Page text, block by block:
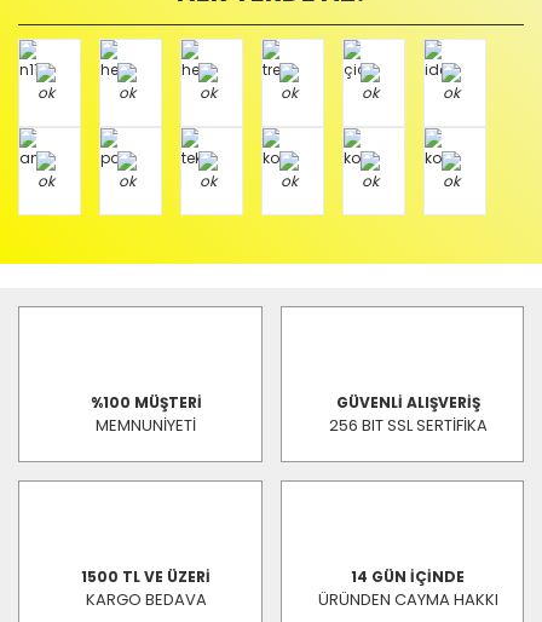
%100 MÜŞTERİ
MEMNUNİYETİ
GÜVENLİ ALIŞVERİŞ
256 BIT SSL SERTİFİKA
1500 TL VE ÜZERİ
KARGO BEDAVA
14 GÜN İÇİNDE
ÜRÜNDEN CAYMA HAKKI